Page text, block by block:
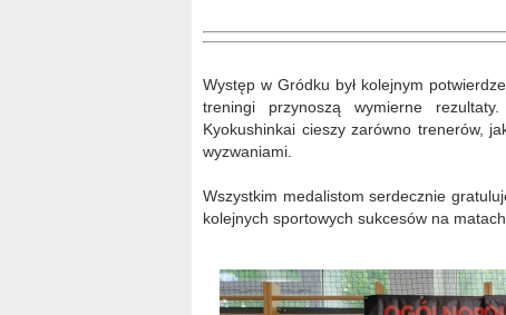
Występ w Gródku był kolejnym
treningi przynoszą wymierne
Kyokushinkai cieszy zarówno trenerów,
wyzwaniami.
Wszystkim medalistom serdecznie
kolejnych sportowych sukcesów na matach